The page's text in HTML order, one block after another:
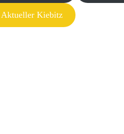
Aktueller Kiebitz